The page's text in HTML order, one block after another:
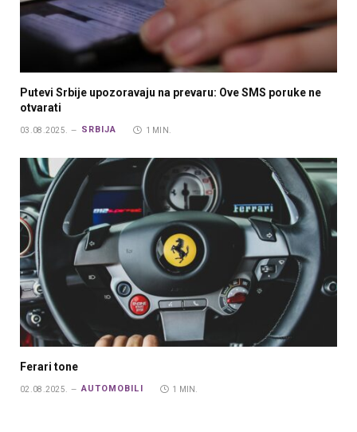
Putevi Srbije upozoravaju na prevaru: Ove SMS poruke ne
otvarati
03.08.2025. SRBIJA 1 MIN.
Ferari tone
02.08.2025. AUTOMOBILI 1 MIN.